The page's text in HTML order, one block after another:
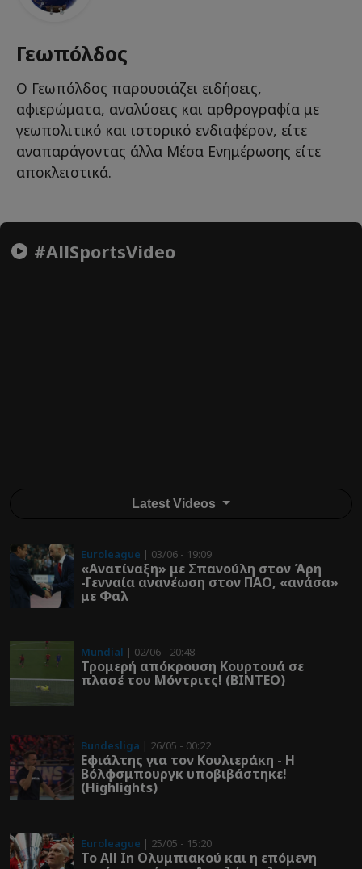
Γεωπόλδος
Ο Γεωπόλδος παρουσιάζει ειδήσεις,
αφιερώματα, αναλύσεις και αρθρογραφία με
γεωπολιτικό και ιστορικό ενδιαφέρον, είτε
αναπαράγοντας άλλα Μέσα Ενημέρωσης είτε
αποκλειστικά.
#AllSportsVideo
Latest Videos
Euroleague | 03/06 - 19:09
«Ανατίναξη» με Σπανούλη στον Άρη
-Γενναία ανανέωση στον ΠΑΟ, «ανάσα»
με Φαλ
Mundial | 02/06 - 20:48
Τρομερή απόκρουση Κουρτουά σε
πλασέ του Μόντριτς! (ΒΙΝΤΕΟ)
Bundesliga | 26/05 - 00:22
Εφιάλτης για τον Κουλιεράκη - Η
Βόλφσμπουργκ υποβιβάστηκε!
(Highlights)
Euroleague | 25/05 - 15:20
Το All In Ολυμπιακού και η επόμενη